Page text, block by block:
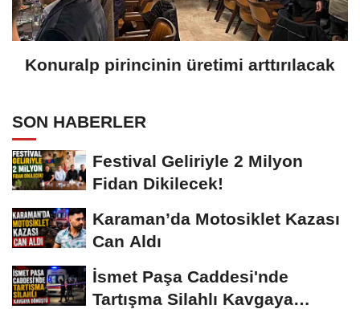
Konuralp pirincinin üretimi arttırılacak
SON HABERLER
Festival Geliriyle 2 Milyon
Fidan Dikilecek!
Karaman’da Motosiklet Kazası
Can Aldı
İsmet Paşa Caddesi'nde
Tartışma Silahlı Kavgaya